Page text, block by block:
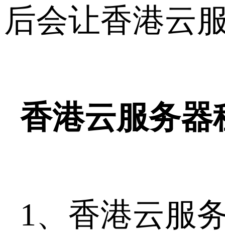
后会让香港云
香港云服务器
1、香港云服